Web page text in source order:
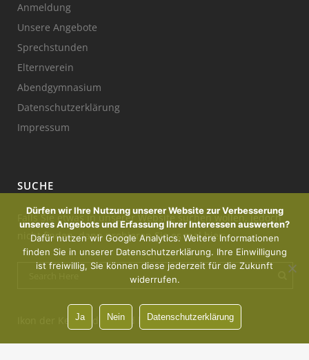
Anmeldung
Unsere Angebote
Sprechstunden
Elternverein
Abendgymnasium
Datenschutzerklärung
Impressum
SUCHE
Falls Sie etwas in unserer Website suchen wollen, jedoch
nicht finden, dann probieren Sie es mal hier:
Ikon der Kerze : designed by Freepik
Dürfen wir Ihre Nutzung unserer Website zur Verbesserung
unseres Angebots und Erfassung Ihrer Interessen auswerten?
Dafür nutzen wir Google Analytics. Weitere Informationen
finden Sie in unserer Datenschutzerklärung. Ihre Einwilligung
ist freiwillig, Sie können diese jederzeit für die Zukunft
widerrufen.
Ja Nein Datenschutzerklärung